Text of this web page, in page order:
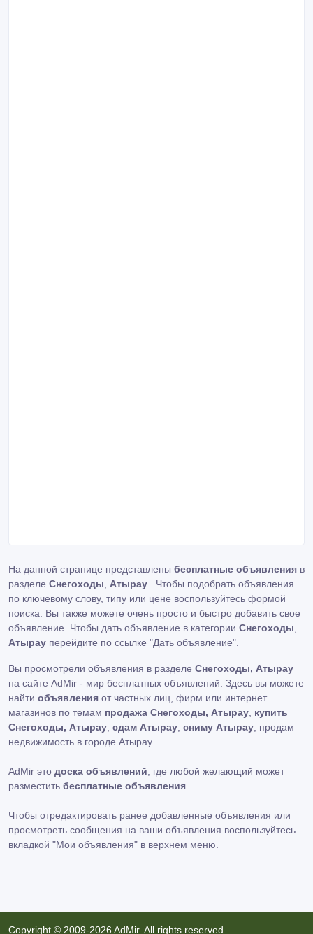
На данной странице представлены бесплатные объявления в
разделе Снегоходы Атырау . Чтобы подобрать объявления
по ключевому слову, типу или цене воспользуйтесь формой
поиска. Вы также можете очень просто и быстро добавить свое
объявление. Чтобы дать объявление в категории Снегоходы
Атырау перейдите по ссылке "Дать объявление"
Вы просмотрели объявления в разделе Снегоходы, Атырау
на сайте AdMir - мир бесплатных объявлений. Здесь вы можете
найти объявления от частных лиц, фирм или интернет
магазинов по темам продажа Снегоходы, Атырау купить
Снегоходы, Атырау сдам Атырау сниму Атырау , продам
недвижимость в городе Атырау.
AdMir это доска объявлений , где любой желающий может
разместить бесплатные объявления
Чтобы отредактировать ранее добавленные объявления или
просмотреть сообщения на ваши объявления воспользуйтесь
вкладкой "Мои объявления" в верхнем меню.
Copyright © 2009-2026 AdMir. All rights reserved.